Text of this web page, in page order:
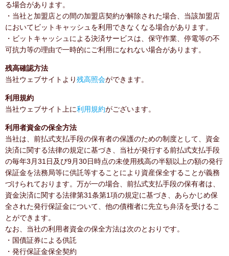
る場合があります。
・当社と加盟店との間の加盟店契約が解除された場合、当該加盟店
においてビットキャッシュを利用できなくなる場合があります。
・ビットキャッシュによる決済サービスは、保守作業、停電等の不
可抗力等の理由で一時的にご利用になれない場合があります。
残高確認方法
当社ウェブサイトより残高照会ができます。
利用規約
当社ウェブサイト上に利用規約がございます。
利用者資金の保全方法
当社は、前払式支払手段の保有者の保護のための制度として、資金
決済に関する法律の規定に基づき、当社が発行する前払式支払手段
の毎年3月31日及び9月30日時点の未使用残高の半額以上の額の発行
保証金を法務局等に供託等することにより資産保全することが義務
づけられております。万が一の場合、前払式支払手段の保有者は、
資金決済に関する法律第31条第1項の規定に基づき、あらかじめ保
全された発行保証金について、他の債権者に先立ち弁済を受けるこ
とができます。
なお、当社の利用者資金の保全方法は次のとおりです。
・国債証券による供託
・発行保証金保全契約